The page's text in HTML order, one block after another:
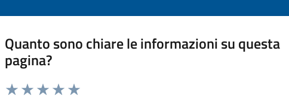
Quanto sono chiare le informazioni su questa
pagina?
Valuta da 1 a 5 stelle la pagina